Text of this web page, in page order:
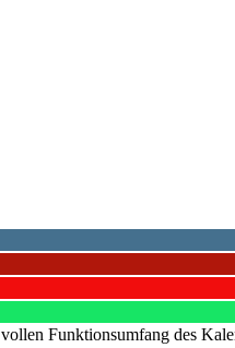
Funktionsumfang des